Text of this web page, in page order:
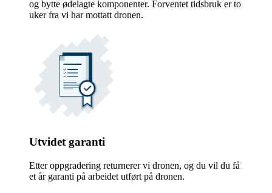
og bytte ødelagte komponenter. Forventet tidsbruk er to
uker fra vi har mottatt dronen.
Utvidet garanti
Etter oppgradering returnerer vi dronen, og du vil du få
et år garanti på arbeidet utført på dronen.